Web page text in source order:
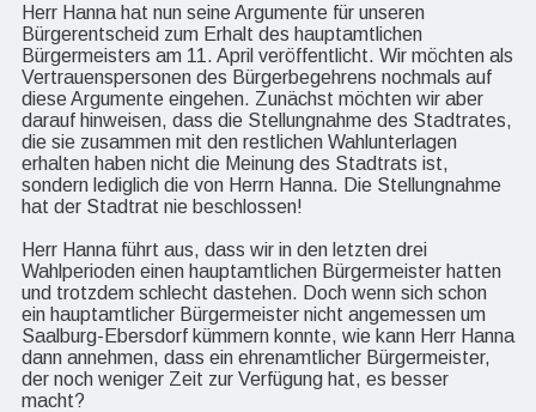
Herr Hanna hat nun seine Argumente für unseren
Bürgerentscheid zum Erhalt des hauptamtlichen
Bürgermeisters am 11. April veröffentlicht. Wir möchten als
Vertrauenspersonen des Bürgerbegehrens nochmals auf
diese Argumente eingehen. Zunächst möchten wir aber
darauf hinweisen, dass die Stellungnahme des Stadtrates,
die sie zusammen mit den restlichen Wahlunterlagen
erhalten haben nicht die Meinung des Stadtrats ist,
sondern lediglich die von Herrn Hanna. Die Stellungnahme
hat der Stadtrat nie beschlossen!
Herr Hanna führt aus, dass wir in den letzten drei
Wahlperioden einen hauptamtlichen Bürgermeister hatten
und trotzdem schlecht dastehen. Doch wenn sich schon
ein hauptamtlicher Bürgermeister nicht angemessen um
Saalburg-Ebersdorf kümmern konnte, wie kann Herr Hanna
dann annehmen, dass ein ehrenamtlicher Bürgermeister,
der noch weniger Zeit zur Verfügung hat, es besser
macht?